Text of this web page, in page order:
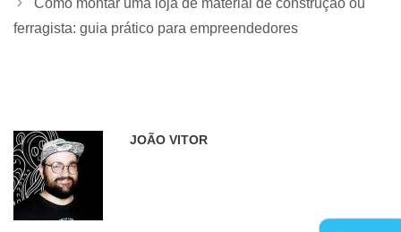
Como montar uma loja de material de construção ou
ferragista: guia prático para empreendedores
JOÃO VITOR